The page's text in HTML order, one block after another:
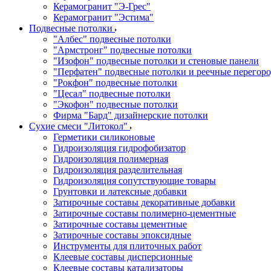
Керамогранит "Э-Грес"
Керамогранит "Эстима"
Подвесные потолки
"Албес" подвесные потолки
"Армстронг" подвесные потолки
"Изофон" подвесные потолки и стеновые панели
"Перфатен" подвесные потолки и реечные
"Рокфон" подвесные потолки
"Цесал" подвесные потолки
"Экофон" подвесные потолки
Фирма "Бард" дизайнерские потолки
Сухие смеси "Литокол"
Герметики силиконовые
Гидроизоляция гидрофобизатор
Гидроизоляция полимерная
Гидроизоляция разделительная
Гидроизоляция сопутствующие товары
Грунтовки и латексные добавки
Затирочные составы декоративные добавки
Затирочные составы полимерно-цементные
Затирочные составы цементные
Затирочные составы эпоксидные
Инструменты для плиточных работ
Клеевые составы дисперсионные
Клеевые составы катализаторы